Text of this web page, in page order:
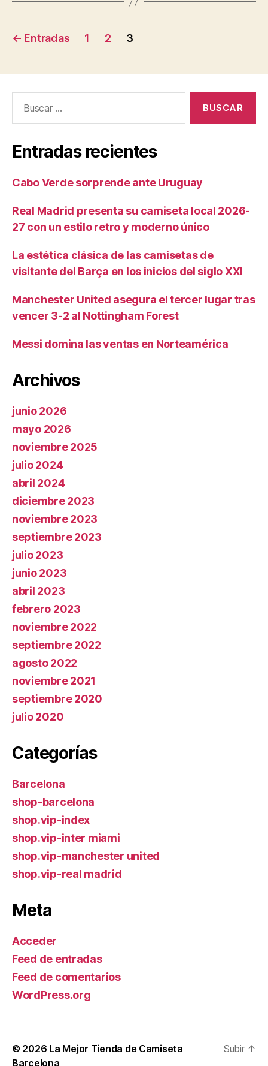
Navegación
entradas
← Entradas 1 2 3
Entradas recientes
Cabo Verde sorprende ante Uruguay
Real Madrid presenta su camiseta local 2026-
27 con un estilo retro y moderno único
La estética clásica de las camisetas de
visitante del Barça en los inicios del siglo XXI
Manchester United asegura el tercer lugar tras
vencer 3-2 al Nottingham Forest
Messi domina las ventas en Norteamérica
Archivos
junio 2026
mayo 2026
noviembre 2025
julio 2024
abril 2024
diciembre 2023
noviembre 2023
septiembre 2023
julio 2023
junio 2023
abril 2023
febrero 2023
noviembre 2022
septiembre 2022
agosto 2022
noviembre 2021
septiembre 2020
julio 2020
Categorías
Barcelona
shop-barcelona
shop.vip-index
shop.vip-inter miami
shop.vip-manchester united
shop.vip-real madrid
Meta
Acceder
Feed de entradas
Feed de comentarios
WordPress.org
© 2026 La Mejor Tienda de Camiseta
Barcelona
Subir ↑